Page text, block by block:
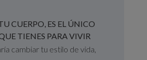
CUERPO, ES EL ÚNICO
TIENES PARA VIVIR
cambiar tu estilo de vida,